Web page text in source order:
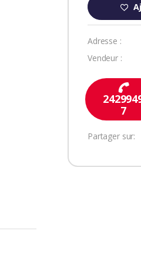
Adresse :
Vendeur :
7
Partager sur: